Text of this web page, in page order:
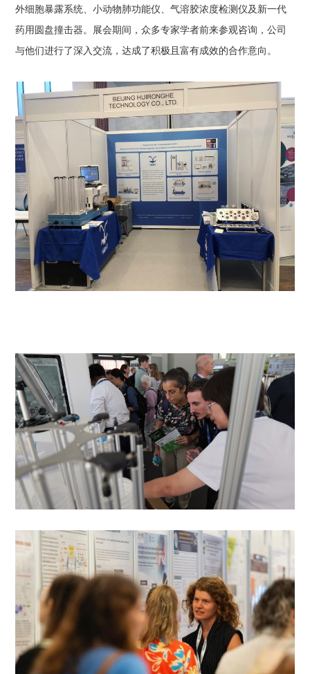
外细胞暴露系统、小动物肺功能仪、气溶胶浓度检测仪及新一代
药用圆盘撞击器。展会期间，众多专家学者前来参观咨询，公司
与他们进行了深入交流，达成了积极且富有成效的合作意向。